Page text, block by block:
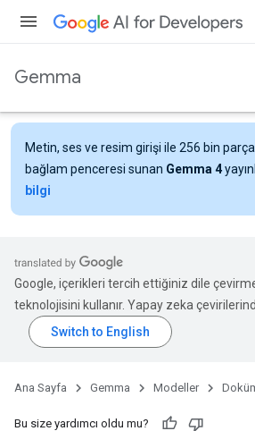
Gemma
Metin, ses ve resim girişi ile 256 bin
bağlam penceresi sunan Gemma 4
bilgi
Google, içerikleri tercih ettiğiniz dile
teknolojisini kullanır. Yapay zeka
Ana Sayfa Gemma Modeller
Bu size yardımcı oldu mu?